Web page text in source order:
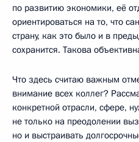
по развитию экономики, её
ориентироваться на то, что
страну, как это было и в
сохранится. Такова
Что здесь считаю важным
внимание всех коллег?
конкретной отрасли, сфере,
не только на преодолении
но и выстраивать